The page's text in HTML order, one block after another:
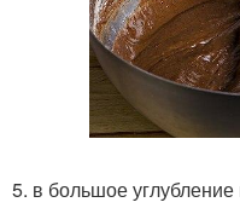
5. в большое